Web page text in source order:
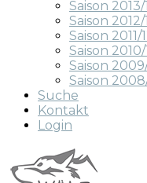
Saison
Saison
Saison 2011/
Saison 2010/
Saison
Saison
Suche
Kontakt
Login